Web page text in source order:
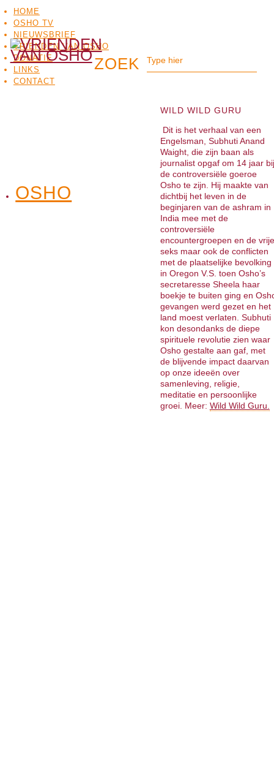
HOME
OSHO TV
NIEUWSBRIEF
VRIENDEN VAN OSHO
DONATIE
LINKS
CONTACT
OSHOOSHO MEDITATIE
WILD WILD GURU
Dit is het verhaal van een
Engelsman, Subhuti Anand
Waight, die zijn baan als
journalist opgaf om 14 jaar bij
de controversiële goeroe
Osho te zijn. Hij maakte van
dichtbij het leven in de
beginjaren van de ashram in
India mee met de
controversiële
encountergroepen en de vrije
seks maar ook de conflicten
met de plaatselijke bevolking
in Oregon V.S. toen Osho’s
secretaresse Sheela haar
boekje te buiten ging en
gevangen werd gezet en het
land moest verlaten. Subhuti
kon desondanks de diepe
spirituele revolutie zien waar
Osho gestalte aan gaf, met
de blijvende impact daarvan
op onze ideeën over
samenleving, religie,
meditatie en persoonlijke
groei. Meer: Wild Wild Guru.